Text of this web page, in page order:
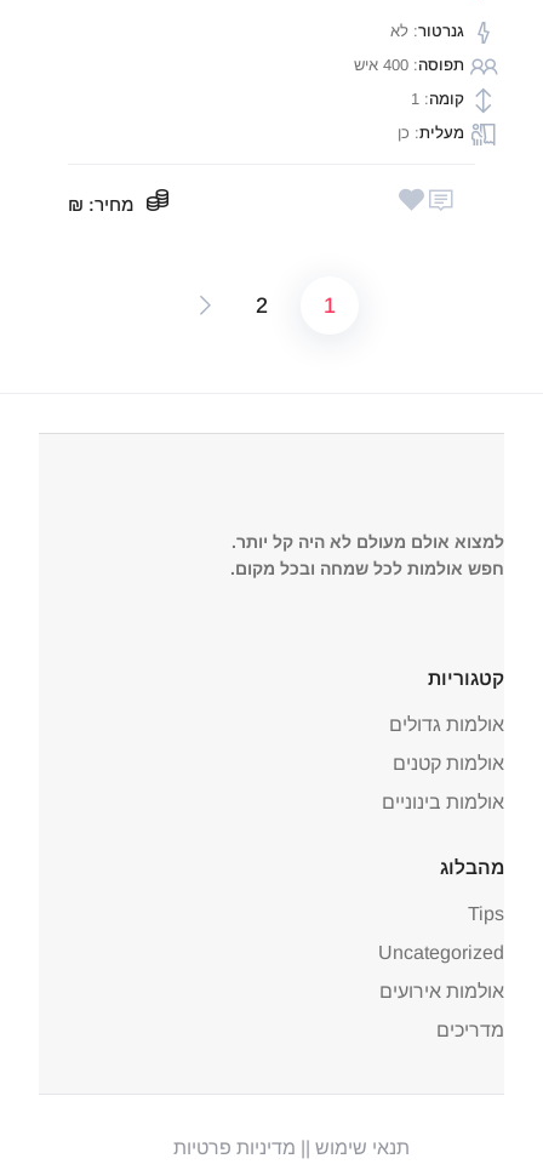
גנרטור: לא
תפוסה: 400 איש
קומה: 1
מעלית: כן
מחיר: ₪
Posts
1
2
למצוא אולם מעולם לא היה קל יותר.
חפש אולמות לכל שמחה ובכל מקום.
קטגוריות
אולמות גדולים
אולמות קטנים
אולמות בינוניים
מהבלוג
Tips
Uncategorized
אולמות אירועים
מדריכים
תנאי שימוש || מדיניות פרטיות